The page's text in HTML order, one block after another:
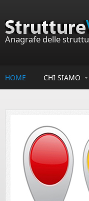
Anagrafe delle
HOME CHI SIAMO